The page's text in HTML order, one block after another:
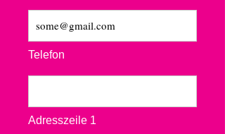
Telefon
Adresszeile 1